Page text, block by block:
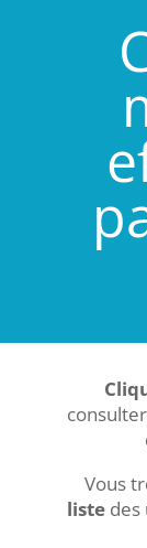
Vous
liste des